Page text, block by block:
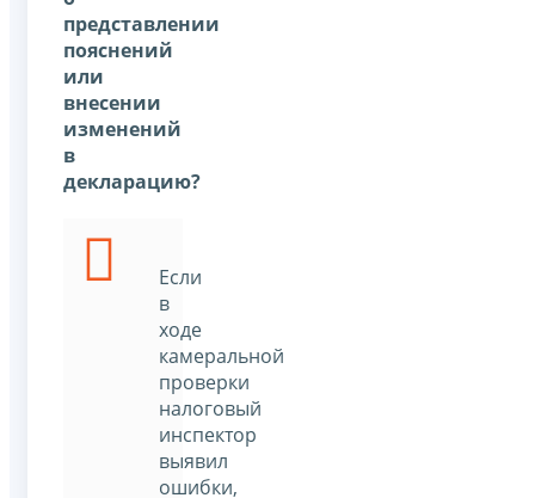
представлении
пояснений
или
внесении
изменений
в
декларацию?
Если
в
ходе
камеральной
проверки
налоговый
инспектор
выявил
ошибки,